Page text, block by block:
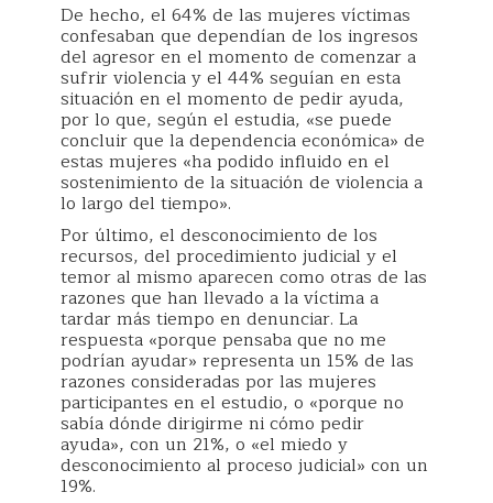
De hecho, el 64% de las mujeres víctimas
confesaban que dependían de los ingresos
del agresor en el momento de comenzar a
sufrir violencia y el 44% seguían en esta
situación en el momento de pedir ayuda,
por lo que, según el estudia, «se puede
concluir que la dependencia económica» de
estas mujeres «ha podido influido en el
sostenimiento de la situación de violencia a
lo largo del tiempo».
Por último, el desconocimiento de los
recursos, del procedimiento judicial y el
temor al mismo aparecen como otras de las
razones que han llevado a la víctima a
tardar más tiempo en denunciar. La
respuesta «porque pensaba que no me
podrían ayudar» representa un 15% de las
razones consideradas por las mujeres
participantes en el estudio, o «porque no
sabía dónde dirigirme ni cómo pedir
ayuda», con un 21%, o «el miedo y
desconocimiento al proceso judicial» con un
19%.